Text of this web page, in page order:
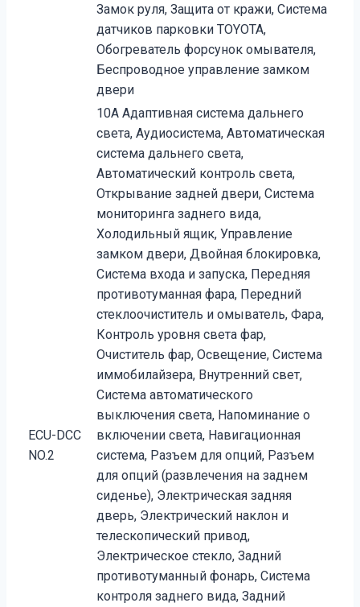
Замок руля, Защита от кражи, Система
датчиков парковки TOYOTA,
Обогреватель форсунок омывателя,
Беспроводное управление замком
двери
ECU-DCC
NO.2
10A Адаптивная система дальнего
света, Аудиосистема, Автоматическая
система дальнего света,
Автоматический контроль света,
Открывание задней двери, Система
мониторинга заднего вида,
Холодильный ящик, Управление
замком двери, Двойная блокировка,
Система входа и запуска, Передняя
противотуманная фара, Передний
стеклоочиститель и омыватель, Фара,
Контроль уровня света фар,
Очиститель фар, Освещение, Система
иммобилайзера, Внутренний свет,
Система автоматического
выключения света, Напоминание о
включении света, Навигационная
система, Разъем для опций, Разъем
для опций (развлечения на заднем
сиденье), Электрическая задняя
дверь, Электрический наклон и
телескопический привод,
Электрическое стекло, Задний
противотуманный фонарь, Система
контроля заднего вида, Задний